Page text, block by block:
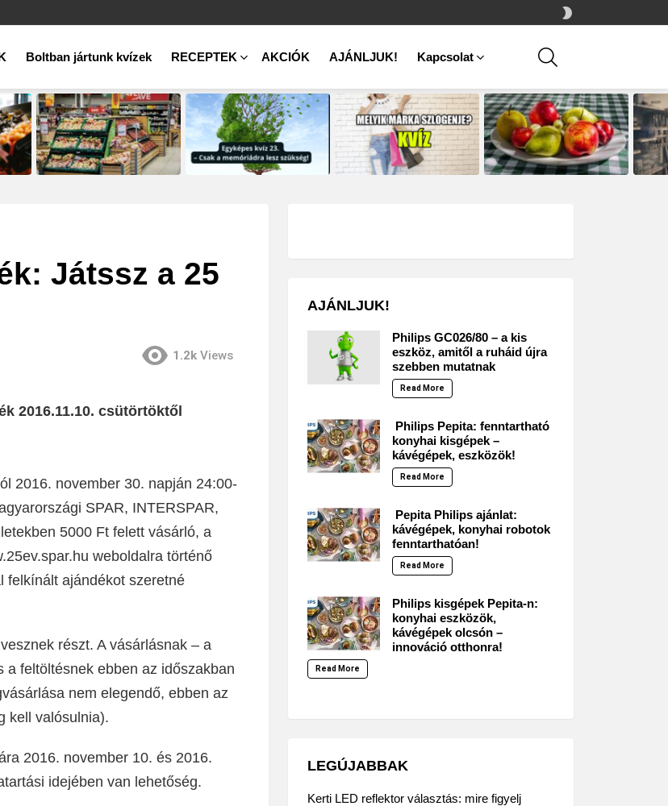
SKIN
Boltban jártunk kvízek RECEPTEK AKCIÓK AJÁNLJUK! Kapcsolat
Játssz a 25
1.2k Views
2016.11.10. csütörtöktől
2016. november 30. napján 24:00-
SPAR, INTERSPAR,
5000 Ft felett vásárló, a
weboldalra történő
felkínált ajándékot szeretné
részt. A vásárlásnak – a
feltöltésnek ebben az időszakban
nem elegendő, ebben az
kell valósulnia).
2016. november 10. és 2016.
idejében van lehetőség.
AJÁNLJUK!
Philips GC026/80 – a kis
eszköz, amitől a ruháid újra
szebben mutatnak
Read More
Philips Pepita: fenntartható
konyhai kisgépek –
kávégépek, eszközök!
Read More
Pepita Philips ajánlat:
kávégépek, konyhai robotok
fenntarthatóan!
Read More
Philips kisgépek Pepita-n:
konyhai eszközök,
kávégépek olcsón –
innováció otthonra!
Read More
LEGÚJABBAK
Kerti LED reflektor választás: mire figyelj